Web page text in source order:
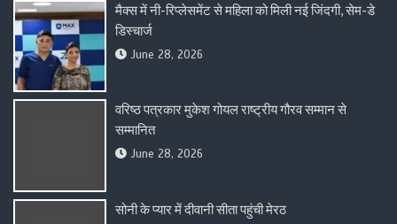
मैक्स में नी-रिप्लेसमेंट से महिला को मिली नई जिंदगी, सेम-डे
डिस्चार्ज
June 28, 2026
वरिष्ठ पत्रकार मुकेश गोयल राष्ट्रीय गौरव सम्मान से
सम्मानित
June 28, 2026
सोनी के प्यार में दीवानी सीता पहुंची मेरठ